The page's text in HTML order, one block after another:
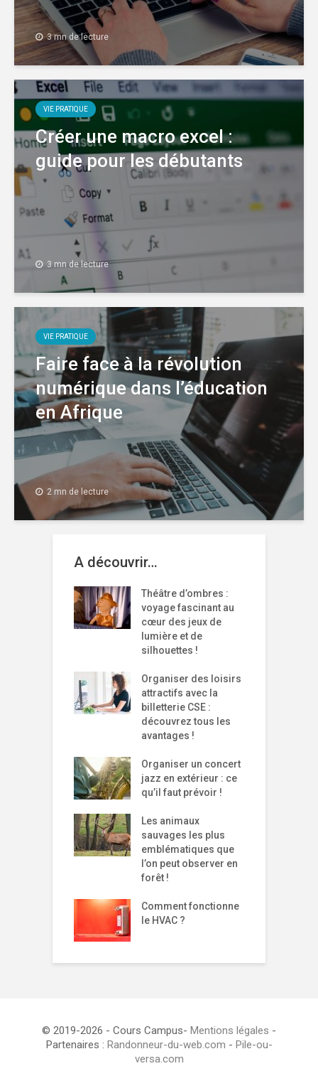
3 mn de lecture
VIE PRATIQUE
Créer une macro excel :
guide pour les débutants
3 mn de lecture
VIE PRATIQUE
Faire face à la révolution
numérique dans l’éducation
en Afrique
2 mn de lecture
A découvrir…
Théâtre d’ombres :
voyage fascinant au
cœur des jeux de
lumière et de
silhouettes !
Organiser des loisirs
attractifs avec la
billetterie CSE :
découvrez tous les
avantages !
Organiser un concert
jazz en extérieur : ce
qu’il faut prévoir !
Les animaux
sauvages les plus
emblématiques que
l’on peut observer en
forêt !
Comment fonctionne
le HVAC ?
© 2019-2026 - Cours Campus- Mentions légales -
Partenaires : Randonneur-du-web.com - Pile-ou-
versa.com